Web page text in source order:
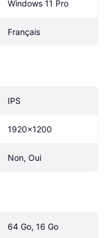
Windows 11 Pro
Français
IPS
1920x1200
Non, Oui
64 Go, 16 Go